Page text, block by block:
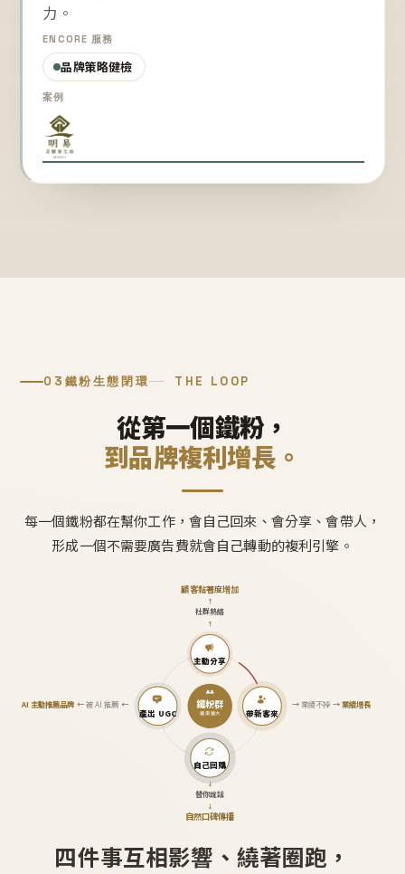
力。
ENCORE 服務
品牌策略健檢
案例
03 鐵粉生態閉環 THE LOOP
從第一個鐵粉，
到品牌複利增長。
每一個鐵粉都在幫你工作，會自己回來、會分享、會帶人，
形成一個不需要廣告費就會自己轉動的複利引擎。
鐵粉群
越滾越大
主動分享
↑
社群熱絡
↑
顧客黏著度增加
帶新客來
→業績不掉 →業績增長
自己回購
↓
替你說話
↓
自然口碑傳播
產出 UGC
AI 主動推薦品牌←被 AI 推薦 ←
四件事互相影響、繞著圈跑，